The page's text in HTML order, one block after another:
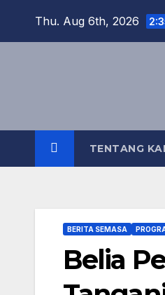
Thu. Aug 6th, 2026
TENTANG
BERITA SEMASA
Belia